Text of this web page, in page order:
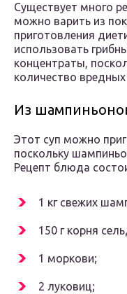
Существует много
можно варить из
приготовления
использовать
концентраты,
количество
Из
Этот суп можно
поскольку
Рецепт блюда
1 кг свежих
150 г корня
1 моркови;
2 луковиц;